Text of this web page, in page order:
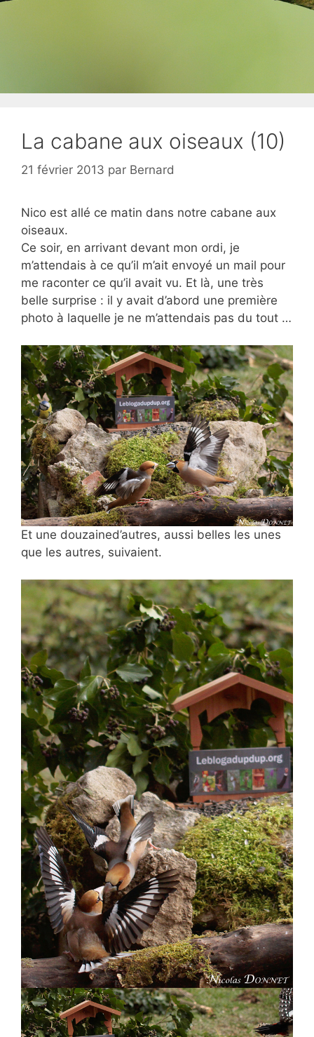
La cabane aux oiseaux (10)
21 février 2013 par Bernard
Nico est allé ce matin dans notre cabane aux
oiseaux.
Ce soir, en arrivant devant mon ordi, je
m’attendais à ce qu’il m’ait envoyé un mail pour
me raconter ce qu’il avait vu. Et là, une très
belle surprise : il y avait d’abord une première
photo à laquelle je ne m’attendais pas du tout …
Et une douzained’autres, aussi belles les unes
que les autres, suivaient.